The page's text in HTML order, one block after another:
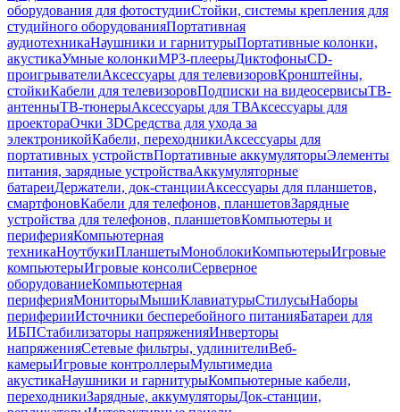
оборудования для фотостудииСтойки, системы крепления для
студийного оборудованияПортативная
аудиотехникаНаушники и гарнитурыПортативные колонки,
акустикаУмные колонкиMP3-плеерыДиктофоныCD-
проигрывателиАксессуары для телевизоровКронштейны,
стойкиКабели для телевизоровПодписки на видеосервисыТВ-
антенныТВ-тюнерыАксессуары для ТВАксессуары для
проектораОчки 3DСредства для ухода за
электроникойКабели, переходникиАксессуары для
портативных устройствПортативные аккумуляторыЭлементы
питания, зарядные устройстваАккумуляторные
батареиДержатели, док-станцииАксессуары для планшетов,
смартфоновКабели для телефонов, планшетовЗарядные
устройства для телефонов, планшетовКомпьютеры и
периферияКомпьютерная
техникаНоутбукиПланшетыМоноблокиКомпьютерыИгровые
компьютерыИгровые консолиСерверное
оборудованиеКомпьютерная
периферияМониторыМышиКлавиатурыСтилусыНаборы
периферииИсточники бесперебойного питанияБатареи для
ИБПСтабилизаторы напряженияИнверторы
напряженияСетевые фильтры, удлинителиВеб-
камерыИгровые контроллерыМультимедиа
акустикаНаушники и гарнитурыКомпьютерные кабели,
переходникиЗарядные, аккумуляторыДок-станции,